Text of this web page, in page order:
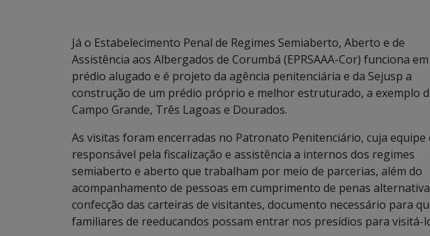
Já o Estabelecimento Penal de Regimes Semiaberto, Aberto e de
Assistência aos Albergados de Corumbá (EPRSAAA-Cor) funciona
prédio alugado e é projeto da agência penitenciária e da Sejusp a
construção de um prédio próprio e melhor estruturado, a exemplo
Campo Grande, Três Lagoas e Dourados.
As visitas foram encerradas no Patronato Penitenciário, cuja equipe
responsável pela fiscalização e assistência a internos dos regimes
semiaberto e aberto que trabalham por meio de parcerias, além do
acompanhamento de pessoas em cumprimento de penas
confecção das carteiras de visitantes, documento necessário para
familiares de reeducandos possam entrar nos presídios para visitá-